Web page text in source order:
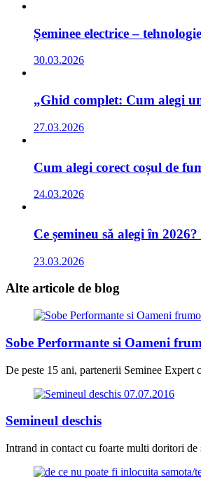
Șeminee electrice –
30.03.2026
„Ghid complet: Cum alegi
27.03.2026
Cum alegi corect coșul de
24.03.2026
Ce șemineu să alegi în
23.03.2026
Alte articole de blog
Sobe Performante si Oameni
De peste 15 ani, partenerii Seminee
07.07.2016
Semineul deschis
Intrand in contact cu foarte multi doritori de